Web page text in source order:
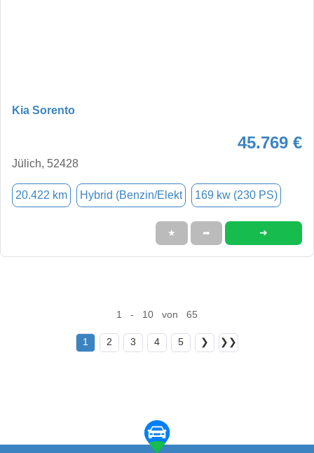
Kia Sorento
45.769 €
Jülich, 52428
20.422 km Hybrid (Benzin/Elekt 169 kw (230 PS)
★ ➦ ➜
1 - 10 von 65
1 2 3 4 5 ❯ ❯❯